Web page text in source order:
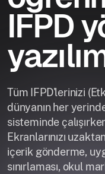
IFPD
Tüm IFPD'lerinizi
dünyanın her
sisteminde
Ekranlarınızı
içerik gönderme,
sınırlaması, okul